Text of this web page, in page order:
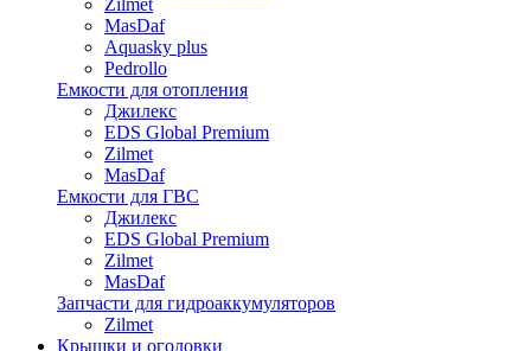
Zilmet
MasDaf
Aquasky plus
Pedrollo
Емкости для отопления
Джилекс
EDS Global Premium
Zilmet
MasDaf
Емкости для ГВС
Джилекс
EDS Global Premium
Zilmet
MasDaf
Запчасти для гидроаккумуляторов
Zilmet
Крышки и оголовки